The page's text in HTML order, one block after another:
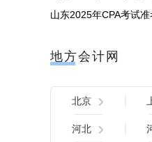
山东2025年CPA考试
地方会计网
北京
河北